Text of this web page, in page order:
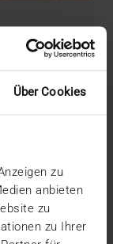
Über Cookies
zu
anbieten
zu
zu Ihrer
Kunden